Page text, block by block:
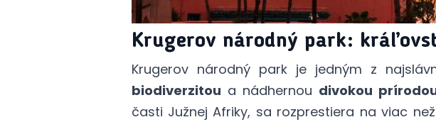
Krugerov národný park:
Krugerov národný park je jedným z
biodiverzitou a nádhernou divokou
časti Južnej Afriky, sa rozprestiera na viac